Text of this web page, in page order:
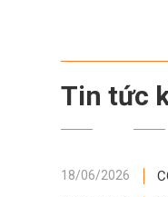
Tin tức
18/06/2026